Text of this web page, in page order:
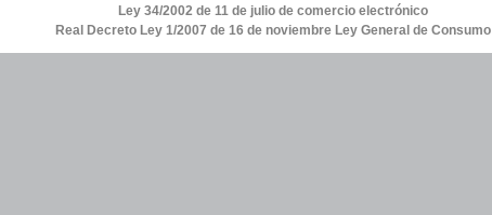
Ley 34/2002 de 11 de julio de comercio electrónico
Real Decreto Ley 1/2007 de 16 de noviembre Ley General de Consumo